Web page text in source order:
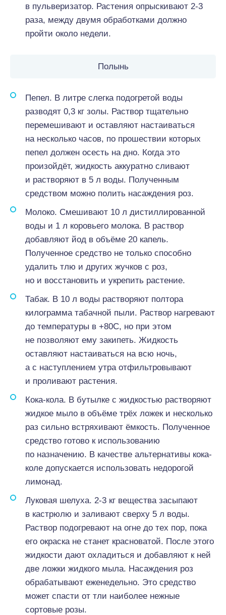
в пульверизатор. Растения опрыскивают 2-3
раза, между двумя обработками должно
пройти около недели.
Полынь
Пепел. В литре слегка подогретой воды
разводят 0,3 кг золы. Раствор тщательно
перемешивают и оставляют настаиваться
на несколько часов, по прошествии которых
пепел должен осесть на дно. Когда это
произойдёт, жидкость аккуратно сливают
и растворяют в 5 л воды. Полученным
средством можно полить насаждения роз.
Молоко. Смешивают 10 л дистиллированной
воды и 1 л коровьего молока. В раствор
добавляют йод в объёме 20 капель.
Полученное средство не только способно
удалить тлю и других жучков с роз,
но и восстановить и укрепить растение.
Табак. В 10 л воды растворяют полтора
килограмма табачной пыли. Раствор нагревают
до температуры в +80С, но при этом
не позволяют ему закипеть. Жидкость
оставляют настаиваться на всю ночь,
а с наступлением утра отфильтровывают
и проливают растения.
Кока-кола. В бутылке с жидкостью растворяют
жидкое мыло в объёме трёх ложек и несколько
раз сильно встряхивают ёмкость. Полученное
средство готово к использованию
по назначению. В качестве альтернативы кока-
коле допускается использовать недорогой
лимонад.
Луковая шелуха. 2-3 кг вещества засыпают
в кастрюлю и заливают сверху 5 л воды.
Раствор подогревают на огне до тех пор, пока
его окраска не станет красноватой. После этого
жидкости дают охладиться и добавляют к ней
две ложки жидкого мыла. Насаждения роз
обрабатывают еженедельно. Это средство
может спасти от тли наиболее нежные
сортовые розы.